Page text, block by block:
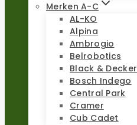
Merken A-C
AL-KO
Alpina
Ambrogio
Belrobotics
Black & Decker
Bosch Indego
Central Park
Cramer
Cub Cadet